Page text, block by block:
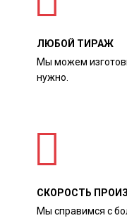
ЛЮБОЙ ТИРАЖ
Мы можем
нужно.
СКОРОСТЬ
Мы справимся с